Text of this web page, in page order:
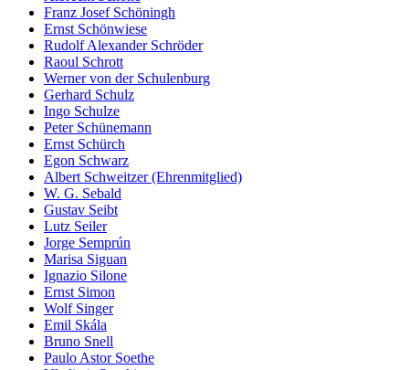
Franz Josef Schöningh
Ernst Schönwiese
Rudolf Alexander Schröder
Raoul Schrott
Werner von der Schulenburg
Gerhard Schulz
Ingo Schulze
Peter Schünemann
Ernst Schürch
Egon Schwarz
Albert Schweitzer (Ehrenmitglied)
W. G. Sebald
Gustav Seibt
Lutz Seiler
Jorge Semprún
Marisa Siguan
Ignazio Silone
Ernst Simon
Wolf Singer
Emil Skála
Bruno Snell
Paulo Astor Soethe